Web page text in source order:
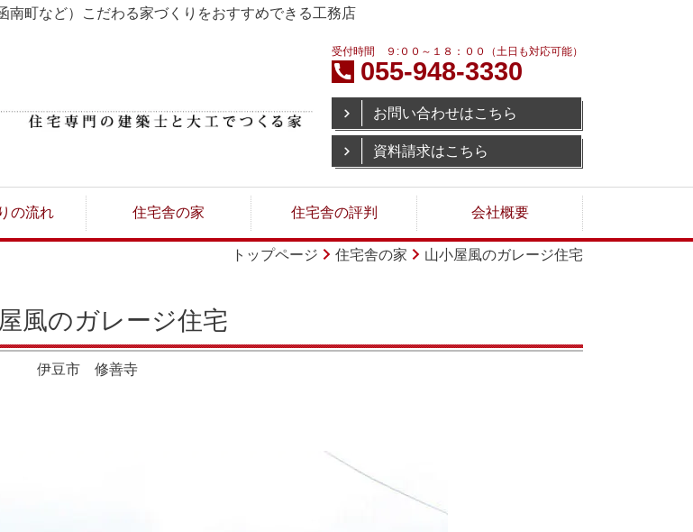
町など）こだわる家づくりをおすすめできる工務店
受付時間 ９:００～１８：００（土日も対応可能）
055-948-3330
お問い合わせはこちら
資料請求はこちら
の流れ 住宅舎の家 住宅舎の評判 会社概要
トップページ 住宅舎の家 山小屋風のガレージ住宅
風のガレージ住宅
伊豆市 修善寺